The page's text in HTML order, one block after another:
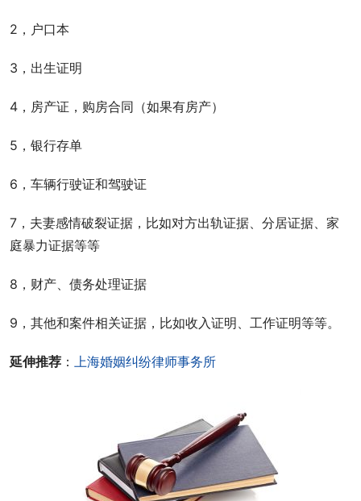
2，户口本
3，出生证明
4，房产证，购房合同（如果有房产）
5，银行存单
6，车辆行驶证和驾驶证
7，夫妻感情破裂证据，比如对方出轨证据、分居证据、家
庭暴力证据等等
8，财产、债务处理证据
9，其他和案件相关证据，比如收入证明、工作证明等等。
延伸推荐 ： 上海婚姻纠纷律师事务所